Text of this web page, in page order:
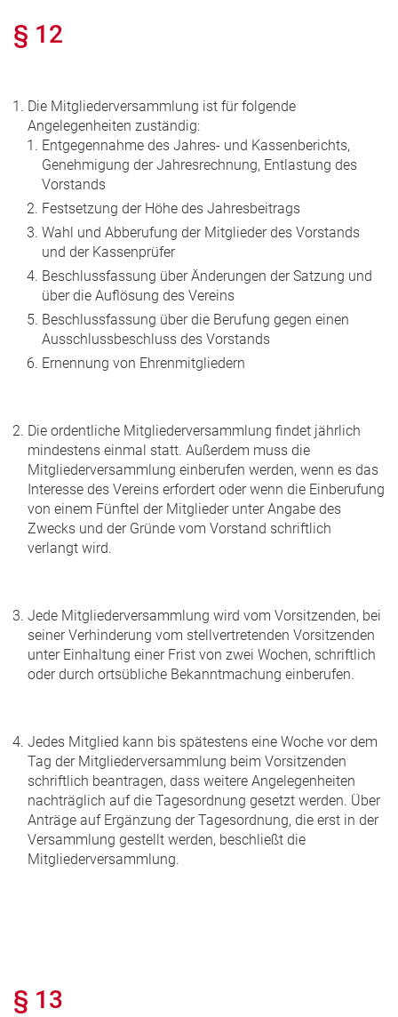
§ 12
Die Mitgliederversammlung ist für folgende
Angelegenheiten zuständig:
Entgegennahme des Jahres- und Kassenberichts,
Genehmigung der Jahresrechnung, Entlastung des
Vorstands
Festsetzung der Höhe des Jahresbeitrags
Wahl und Abberufung der Mitglieder des Vorstands
und der Kassenprüfer
Beschlussfassung über Änderungen der Satzung und
über die Auflösung des Vereins
Beschlussfassung über die Berufung gegen einen
Ausschlussbeschluss des Vorstands
Ernennung von Ehrenmitgliedern
Die ordentliche Mitgliederversammlung findet jährlich
mindestens einmal statt. Außerdem muss die
Mitgliederversammlung einberufen werden, wenn es das
Interesse des Vereins erfordert oder wenn die Einberufung
von einem Fünftel der Mitglieder unter Angabe des
Zwecks und der Gründe vom Vorstand schriftlich
verlangt wird.
Jede Mitgliederversammlung wird vom Vorsitzenden, bei
seiner Verhinderung vom stellvertretenden Vorsitzenden
unter Einhaltung einer Frist von zwei Wochen, schriftlich
oder durch ortsübliche Bekanntmachung einberufen.
Jedes Mitglied kann bis spätestens eine Woche vor dem
Tag der Mitgliederversammlung beim Vorsitzenden
schriftlich beantragen, dass weitere Angelegenheiten
nachträglich auf die Tagesordnung gesetzt werden. Über
Anträge auf Ergänzung der Tagesordnung, die erst in der
Versammlung gestellt werden, beschließt die
Mitgliederversammlung.
§ 13